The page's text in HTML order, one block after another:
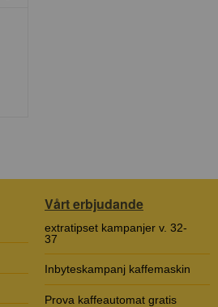
Vårt erbjudande
extratipset kampanjer v. 32-
37
Inbyteskampanj kaffemaskin
Prova kaffeautomat gratis